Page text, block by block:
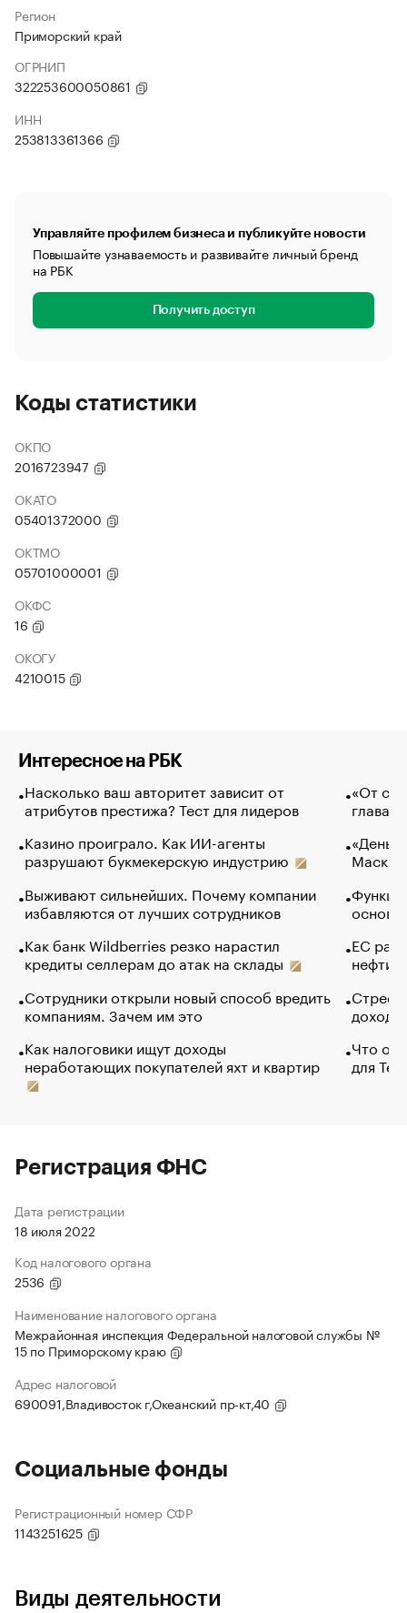
Регион
Приморский край
ОГРНИП
322253600050861
ИНН
253813361366
Управляйте профилем бизнеса и публикуйте новости
Повышайте узнаваемость и развивайте личный бренд
на РБК
Получить доступ
Коды статистики
ОКПО
2016723947
ОКАТО
05401372000
ОКТМО
05701000001
ОКФС
16
ОКОГУ
4210015
Интересное на РБК
Насколько ваш авторитет зависит от
атрибутов престижа? Тест для лидеров
Казино проиграло. Как ИИ-агенты
разрушают букмекерскую индустрию
Выживают сильнейших. Почему компании
избавляются от лучших сотрудников
Как банк Wildberries резко нарастил
кредиты селлерам до атак на склады
Сотрудники открыли новый способ вредить
компаниям. Зачем им это
Как налоговики ищут доходы
неработающих покупателей яхт и квартир
«От
глава
Маск в
основ
ЕС
нефти
Что
для
Регистрация ФНС
Дата регистрации
18 июля 2022
Код налогового органа
2536
Наименование налогового органа
Межрайонная инспекция Федеральной налоговой службы №
15 по Приморскому краю
Адрес налоговой
690091,Владивосток г,Океанский пр-кт,40
Социальные фонды
Регистрационный номер СФР
1143251625
Виды деятельности